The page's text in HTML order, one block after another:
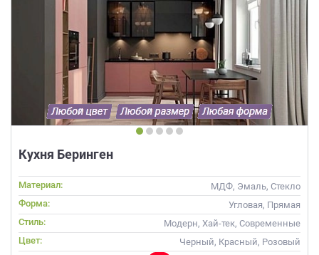
Кухня Беринген
Материал:
МДФ, Эмаль, Стекло
Форма:
Угловая, Прямая
Стиль:
Модерн, Хай-тек, Современные
Цвет:
Черный, Красный, Розовый